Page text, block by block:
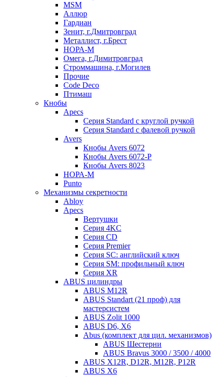
MSM
Аллюр
Гардиан
Зенит, г.Дмитровград
Металлист, г.Брест
НОРА-М
Омега, г.Димитровград
Строммашина, г.Могилев
Прочие
Code Deco
Птимаш
Кнобы
Apecs
Серия Standard с круглой ручкой
Серия Standard с фалевой ручкой
Avers
Кнобы Avers 6072
Кнобы Avers 6072-P
Кнобы Avers 8023
НОРА-М
Punto
Механизмы секретности
Abloy
Apecs
Вертушки
Серия 4KC
Серия CD
Серия Premier
Серия SC: английский ключ
Серия SM: профильный ключ
Серия XR
ABUS цилиндры
ABUS M12R
ABUS Standart (21 проф) для
мастерсистем
ABUS Zolit 1000
ABUS D6, X6
Abus (комплект для цил. механизмов)
ABUS Шестерни
ABUS Bravus 3000 / 3500 / 4000
ABUS X12R, D12R, M12R, P12R
ABUS X6